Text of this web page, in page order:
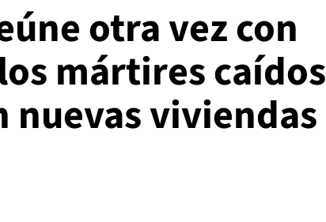
otra vez con
mártires caídos
nuevas viviendas